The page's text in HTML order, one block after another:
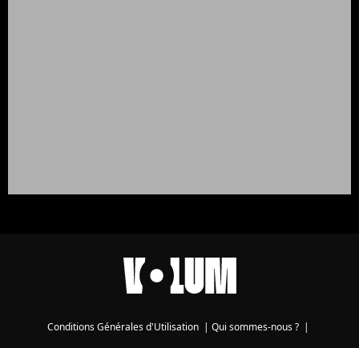
Conditions Générales d'Utilisation | Qui sommes-nous ? |